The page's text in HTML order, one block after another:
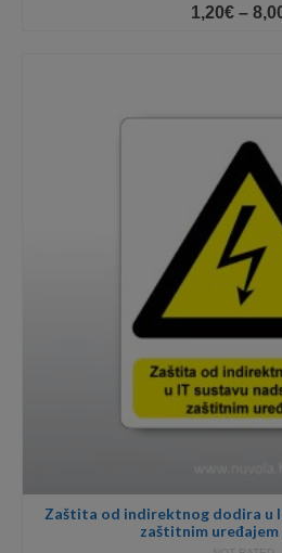
1,20€ –
Zaštita od indirektnog dodira u
zaštitnim